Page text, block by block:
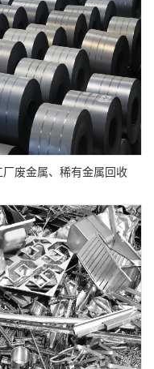
厂废金属、稀有金属回收